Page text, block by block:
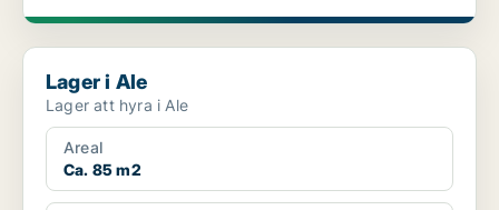
Lager i Ale
Lager i Ale
Lager att hyra i Ale
Areal
Ca. 85 m2